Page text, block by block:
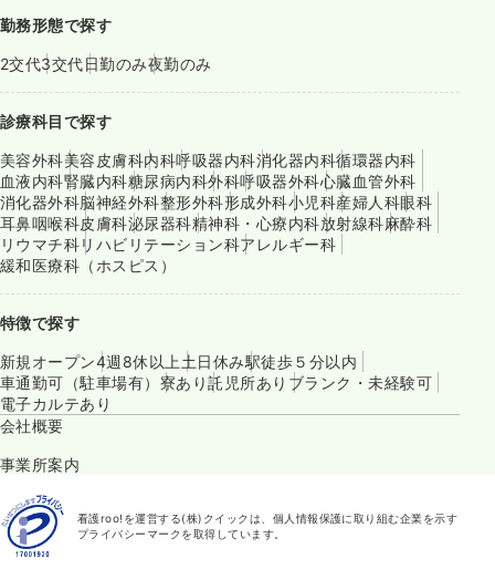
勤務形態で探す
2交代3交代日勤のみ夜勤のみ
診療科目で探す
美容外科美容皮膚科内科呼吸器内科消化器内科循環器内科
血液内科腎臓内科糖尿病内科外科呼吸器外科心臓血管外科
消化器外科脳神経外科整形外科形成外科小児科産婦人科眼科
耳鼻咽喉科皮膚科泌尿器科精神科・心療内科放射線科麻酔科
リウマチ科リハビリテーション科アレルギー科
緩和医療科（ホスピス）
特徴で探す
新規オープン4週8休以上 土日休み駅徒歩５分以内
車通勤可（駐車場有） 寮あり託児所あり ブランク・未経験可
電子カルテあり
会社概要
事業所案内
看護roo!を運営する(株)クイックは、個人情報保護に取り組む企業を示す
プライバシーマークを取得しています。